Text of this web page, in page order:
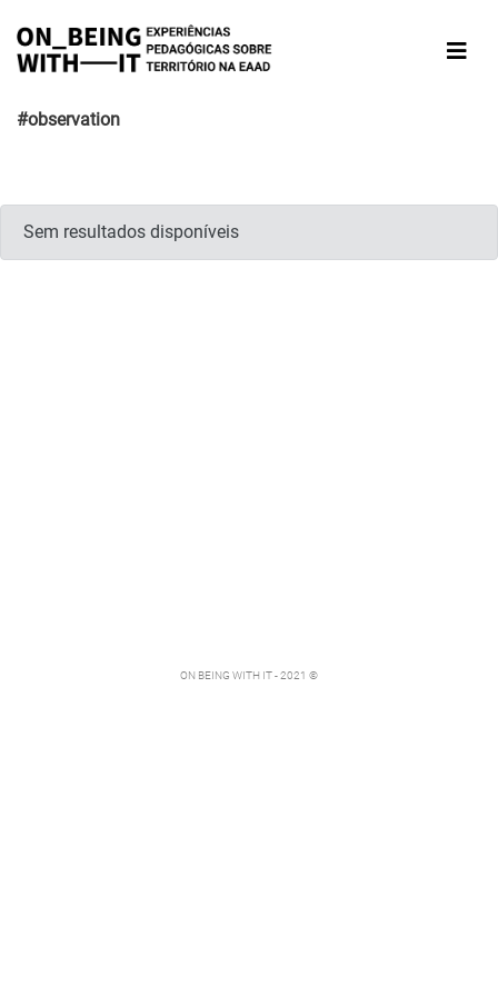
#observation
Sem resultados disponíveis
ON BEING WITH IT - 2021 ©